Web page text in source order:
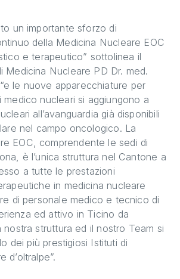
un importante sforzo di
della Medicina Nucleare EOC
e terapeutico” sottolinea il
Medicina Nucleare PD Dr. med.
le nuove apparecchiature per
medico nucleari si aggiungono a
all’avanguardia già disponibili
nel campo oncologico. La
EOC, comprendente le sedi di
è l’unica struttura nel Cantone a
a tutte le prestazioni
in medicina nucleare
di personale medico e tecnico di
ed attivo in Ticino da
nostra struttura ed il nostro Team si
dei più prestigiosi Istituti di
d’oltralpe”.